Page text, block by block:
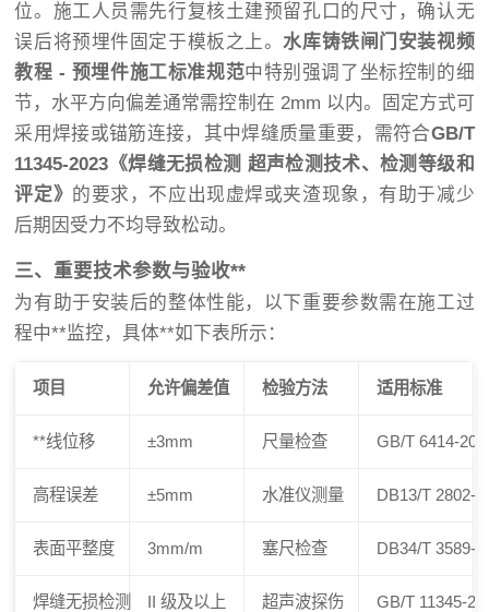
位。施工人员需先行复核土建预留孔口的尺寸，确认无
误后将预埋件固定于模板之上。水库铸铁闸门安装视频
教程 - 预埋件施工标准规范中特别强调了坐标控制的细
节，水平方向偏差通常需控制在 2mm 以内。固定方式可
采用焊接或锚筋连接，其中焊缝质量重要，需符合GB/T
11345-2023《焊缝无损检测 超声检测技术、检测等级和
评定》 的要求，不应出现虚焊或夹渣现象，有助于减少
后期因受力不均导致松动。
三、重要技术参数与验收**
为有助于安装后的整体性能，以下重要参数需在施工过
程中**监控，具体**如下表所示：
项目 允许偏差值 检验方法 适用标准
**线位移 ±3mm 尺量检查 GB/T 6414-
高程误差 ±5mm 水准仪测量 DB13/T 2802-
表面平整度 3mm/m 塞尺检查 DB34/T 3589-
焊缝无损检测 II 级及以上 超声波探伤 GB/T 11345-